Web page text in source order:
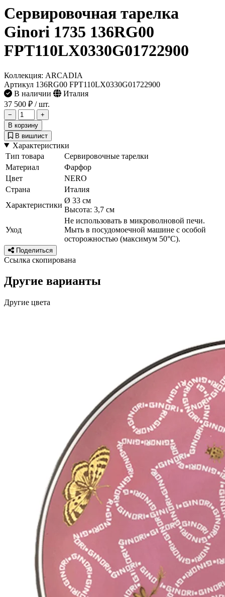
Сервировочная тарелка
Ginori 1735 136RG00
FPT110LX0330G01722900
Коллекция: ARCADIA
Артикул 136RG00 FPT110LX0330G01722900
В наличии
Италия
37 500 ₽ / шт.
−
+
В корзину
В вишлист
Характеристики
Тип товара
Сервировочные тарелки
Материал
Фарфор
Цвет
NERO
Страна
Италия
Характеристики
Ø 33 см
Высота: 3,7 см
Уход
Не использовать в микроволновой печи.
Мыть в посудомоечной машине с особой
осторожностью (максимум 50°C).
Поделиться
Ссылка скопирована
Другие варианты
Другие цвета